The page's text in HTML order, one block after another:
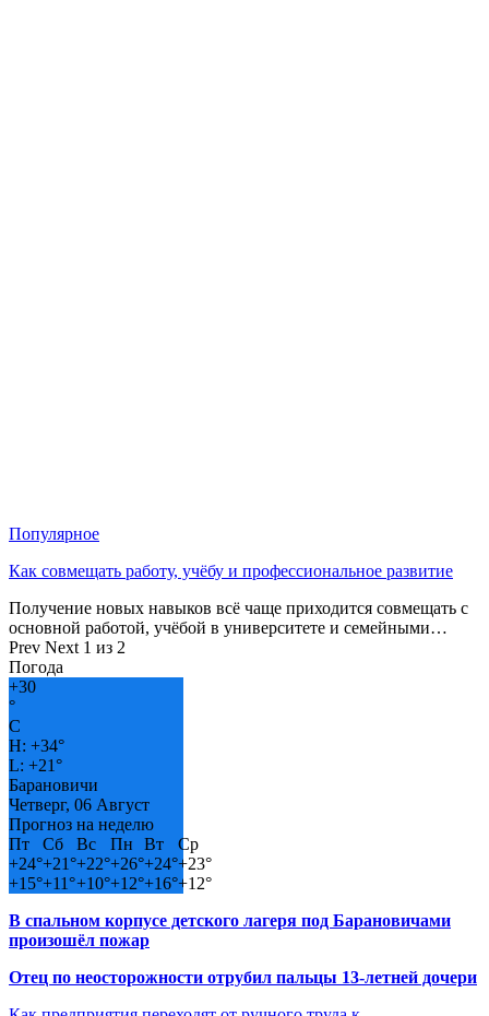
Популярное
Как совмещать работу, учёбу и профессиональное развитие
Получение новых навыков всё чаще приходится совмещать с
основной работой, учёбой в университете и семейными…
Prev Next 1 из 2
Погода
+30
°
C
H: +34°
L: +21°
Барановичи
Четверг, 06 Август
Прогноз на неделю
Пт
Сб Вс Пн Вт
Ср
+24°+21°+22°+26°+24°+23°
+15°+11°+10°+12°+16°+12°
В спальном корпусе детского лагеря под Барановичами
произошёл пожар
Отец по неосторожности отрубил пальцы 13-летней дочери